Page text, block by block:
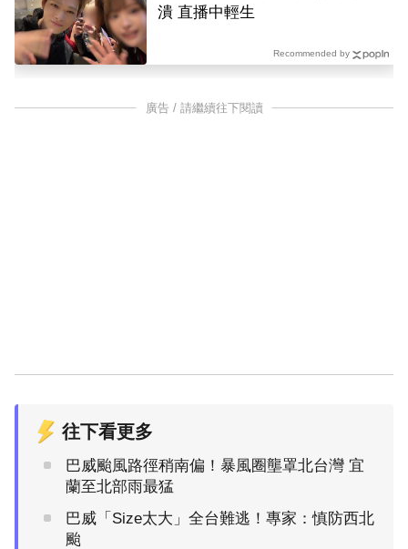
潰 直播中輕生
Recommended by
廣告 / 請繼續往下閱讀
往下看更多
巴威颱風路徑稍南偏！暴風圈壟罩北台灣 宜
蘭至北部雨最猛
巴威「Size太大」全台難逃！專家：慎防西北
颱